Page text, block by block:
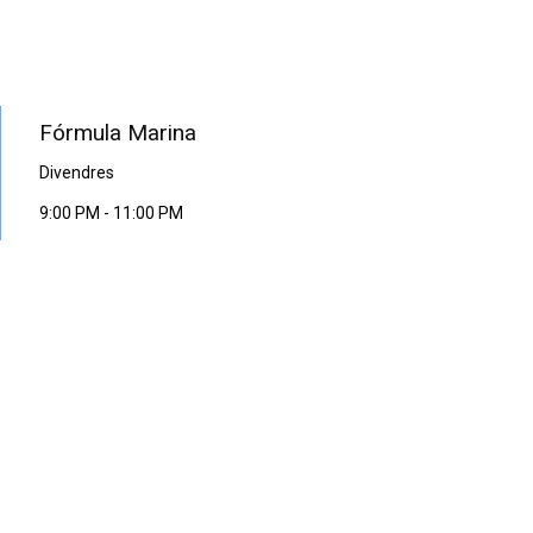
Fórmula Marina
Divendres
9:00 PM - 11:00 PM